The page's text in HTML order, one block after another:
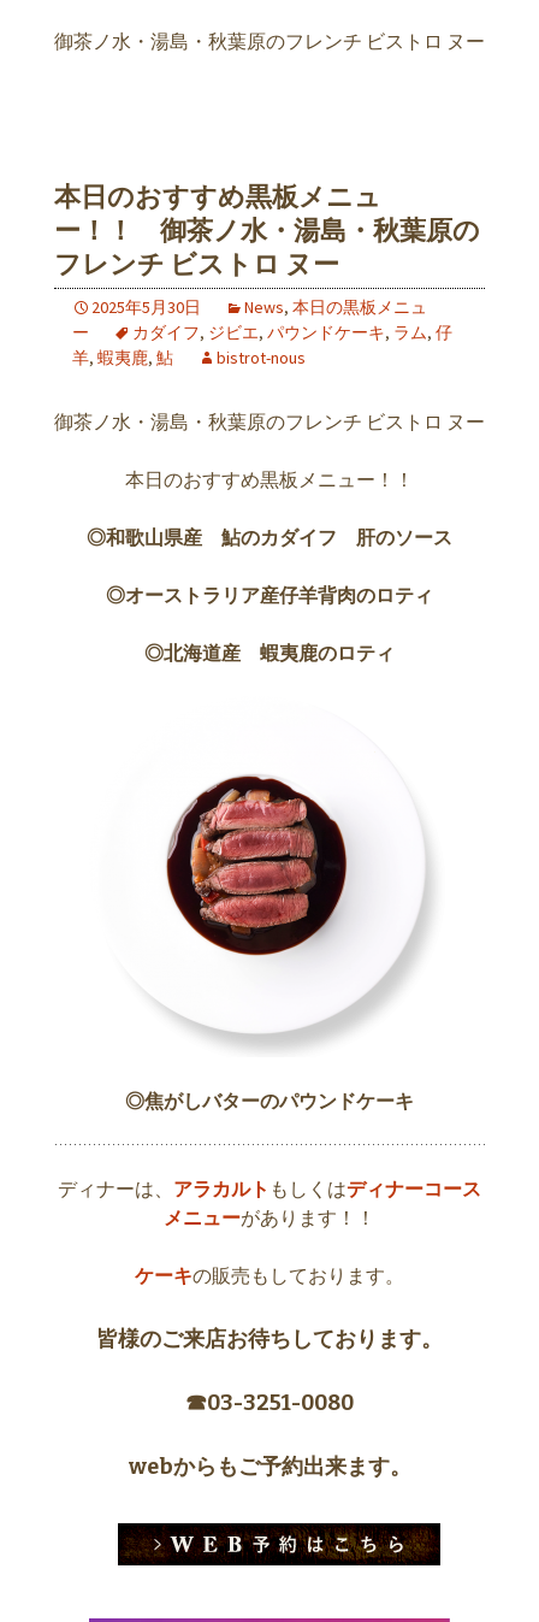
御茶ノ水・湯島・秋葉原のフレンチ ビストロ ヌー
本日のおすすめ黒板メニュ
ー！！ 御茶ノ水・湯島・秋葉原の
フレンチ ビストロ ヌー
2025年5月30日 News, 本日の黒板メニュ
ー
カダイフ, ジビエ, パウンドケーキ, ラム, 仔
羊, 蝦夷鹿, 鮎 bistrot-nous
御茶ノ水・湯島・秋葉原のフレンチ ビストロ ヌー
本日のおすすめ黒板メニュー！！
◎和歌山県産 鮎のカダイフ 肝のソース
◎オーストラリア産仔羊背肉のロティ
◎北海道産 蝦夷鹿のロティ
◎焦がしバターのパウンドケーキ
ディナーは、 アラカルト もしくはディナーコース
メニューがあります！！
ケーキの販売もしております。
皆様のご来店お待ちしております。
☎︎03-3251-0080
webからもご予約出来ます。